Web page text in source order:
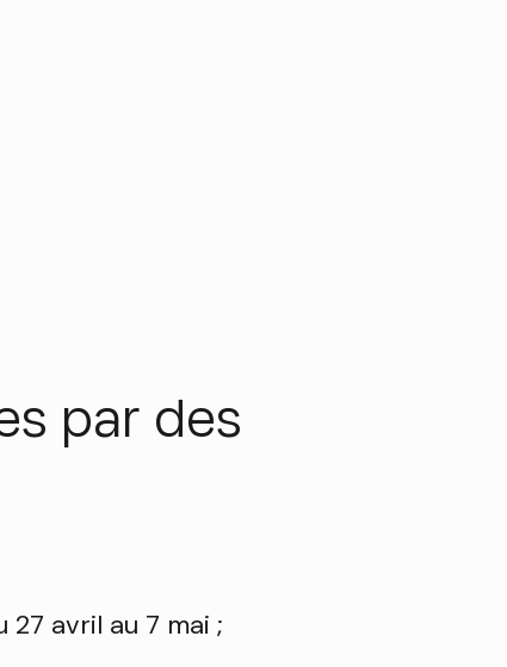
par des
avril au 7 mai ;